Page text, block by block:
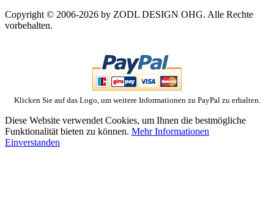
Copyright © 2006-2026 by ZODL DESIGN OHG. Alle Rechte
vorbehalten.
Klicken Sie auf das Logo, um weitere Informationen zu PayPal zu erhalten.
Diese Website verwendet Cookies, um Ihnen die bestmögliche
Funktionalität bieten zu können. Mehr Informationen
Einverstanden